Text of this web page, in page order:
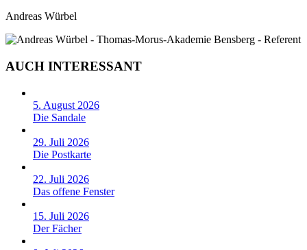
Andreas Würbel
AUCH INTERESSANT
5. August 2026
Die Sandale
29. Juli 2026
Die Postkarte
22. Juli 2026
Das offene Fenster
15. Juli 2026
Der Fächer